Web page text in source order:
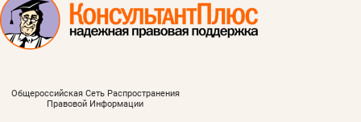
Общероссийская Сеть Распространения
Правовой Информации